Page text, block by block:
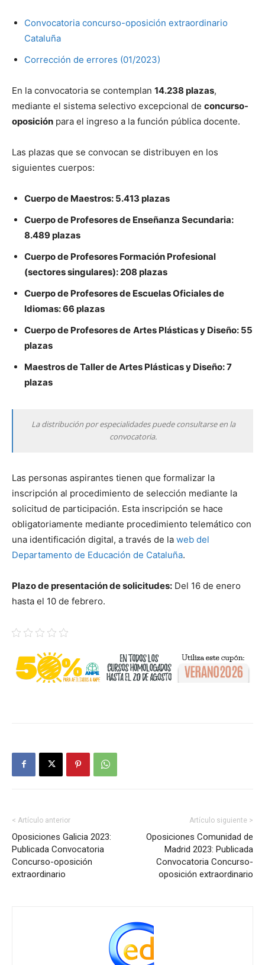
Convocatoria concurso-oposición extraordinario
Cataluña
Corrección de errores (01/2023)
En la convocatoria se contemplan 14.238 plazas,
mediante el sistema selectivo excepcional de concurso-
oposición para el ingreso a la función pública docente.
Las plazas que se convocan se distribuyen en los
siguientes cuerpos:
Cuerpo de Maestros: 5.413 plazas
Cuerpo de Profesores de Enseñanza Secundaria:
8.489 plazas
Cuerpo de Profesores Formación Profesional
(sectores singulares): 208 plazas
Cuerpo de Profesores de Escuelas Oficiales de
Idiomas: 66 plazas
Cuerpo de Profesores de Artes Plásticas y Diseño: 55
plazas
Maestros de Taller de Artes Plásticas y Diseño: 7
plazas
La distribución por especialidades puede consultarse en la
convocatoria.
Las personas aspirantes tienen que formalizar la
inscripción al procedimiento de selección mediante la
solicitud de participación. Esta inscripción se hace
obligatoriamente mediante procedimiento telemático con
una identificación digital, a través de la web del
Departamento de Educación de Cataluña.
Plazo de presentación de solicitudes: Del 16 de enero
hasta el 10 de febrero.
< Artículo anterior
Oposiciones Galicia 2023:
Publicada Convocatoria
Concurso-oposición
extraordinario
Artículo siguiente >
Oposiciones Comunidad de
Madrid 2023: Publicada
Convocatoria Concurso-
oposición extraordinario